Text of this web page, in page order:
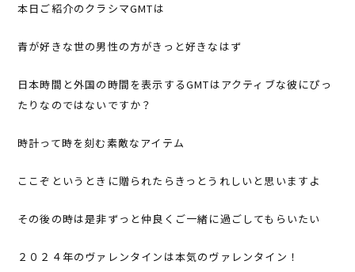
本日ご紹介のクラシマGMTは
青が好きな世の男性の方がきっと好きなはず
日本時間と外国の時間を表示するGMTはアクティブな彼にぴっ
たりなのではないですか？
時計って時を刻む素敵なアイテム
ここぞというときに贈られたらきっとうれしいと思いますよ
その後の時は是非ずっと仲良くご一緒に過ごしてもらいたい
２０２４年のヴァレンタインは本気のヴァレンタイン！